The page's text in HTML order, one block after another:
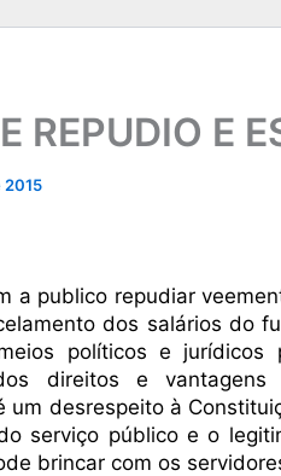
REPUDIO E
2015
a publico repudiar
dos salários do
políticos e
direitos e
um desrespeito à
serviço público e o
brincar com os